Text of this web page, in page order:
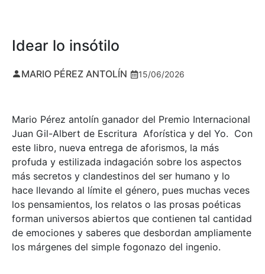
Idear lo insótilo
MARIO PÉREZ ANTOLÍN 15/06/2026
Mario Pérez antolín ganador del Premio Internacional
Juan Gil-Albert de Escritura Aforística y del Yo. Con
este libro, nueva entrega de aforismos, la más
profuda y estilizada indagación sobre los aspectos
más secretos y clandestinos del ser humano y lo
hace llevando al límite el género, pues muchas veces
los pensamientos, los relatos o las prosas poéticas
forman universos abiertos que contienen tal cantidad
de emociones y saberes que desbordan ampliamente
los márgenes del simple fogonazo del ingenio.